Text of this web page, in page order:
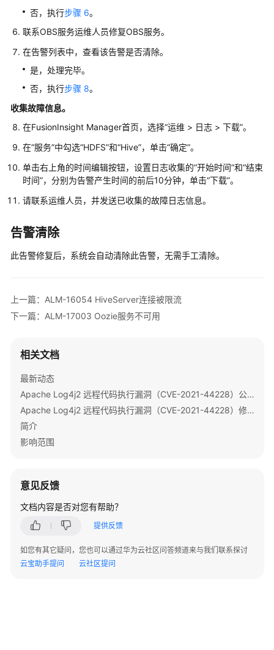
群
MRS
群
运
MRS
集
运
维
说
登
录
查
集
群
控
指
群
康
检
MRS
否，执行步骤 6。
联系OBS服务运维人员修复OBS服务。
在告警列表中，查看该告警是否清除。
是，处理完毕。
否，执行步骤 8。
收集故障信息。
在FusionInsight Manager首页，选择“运维 > 日志 > 下载”。
在“服务”中勾选“HDFS”和“Hive”，单击“确定”。
单击右上角的时间编辑按钮，设置日志收集的“开始时间”和“结束
时间”，分别为告警产生时间的前后10分钟，单击“下载”。
请联系运维人员，并发送已收集的故障日志信息。
告警清除
此告警修复后，系统会自动清除此告警，无需手工清除。
上一篇：ALM-16054 HiveServer连接被限流
下一篇：ALM-17003 Oozie服务不可用
相关文档
最新动态
Apache Log4j2 远程代码执行漏洞（CVE-2021-44228）公告
Apache Log4j2 远程代码执行漏洞（CVE-2021-44228）修复指导
简介
影响范围
意见反馈
文档内容是否对您有帮助？
提供反馈
如您有其它疑问，您也可以通过华为云社区问答频道来与我们联系探讨
云宝助手提问
云社区提问